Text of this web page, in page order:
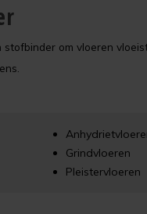
om vloeren
Grindvloeren
Pleistervloeren